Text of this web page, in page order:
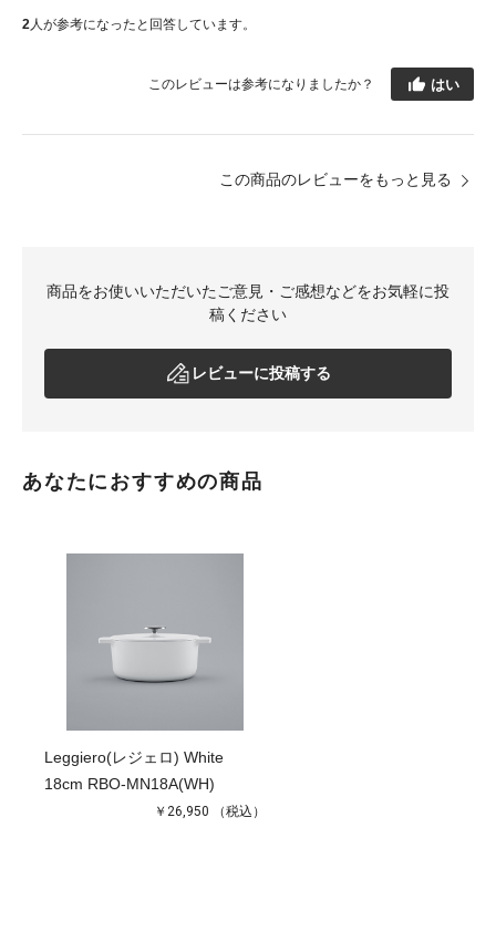
2人が参考になったと回答しています。
このレビューは参考になりましたか？ はい
この商品のレビューをもっと見る
商品をお使いいただいたご意見・ご感想などをお気軽に投
稿ください
レビューに投稿する
あなたにおすすめの商品
Leggiero(レジェロ) White
18cm RBO-MN18A(WH)
￥26,950 （税込）